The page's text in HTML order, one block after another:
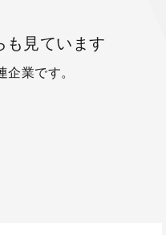
も見ています
企業です。